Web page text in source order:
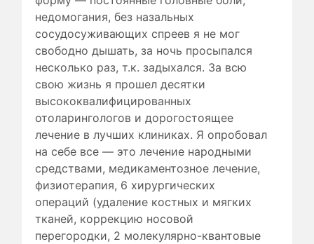
недомогания, без назальных
сосудосуживающих спреев я не мог
свободно дышать, за ночь просыпался
несколько раз, т.к. задыхался. За всю
свою жизнь я прошел десятки
высококвалифицированных
отоларингологов и дорогостоящее
лечение в лучших клиниках. Я опробовал
на себе все — это лечение народными
средствами, медикаментозное лечение,
физиотерапия, 6 хирургических
операций (удаление костных и мягких
тканей, коррекцию носовой
перегородки, 2 молекулярно-квантовые